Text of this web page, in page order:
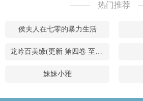
热门推荐
侯夫人在七零的暴力生活
龙吟百美缘(更新 第四卷 至420章)
妹妹小雅